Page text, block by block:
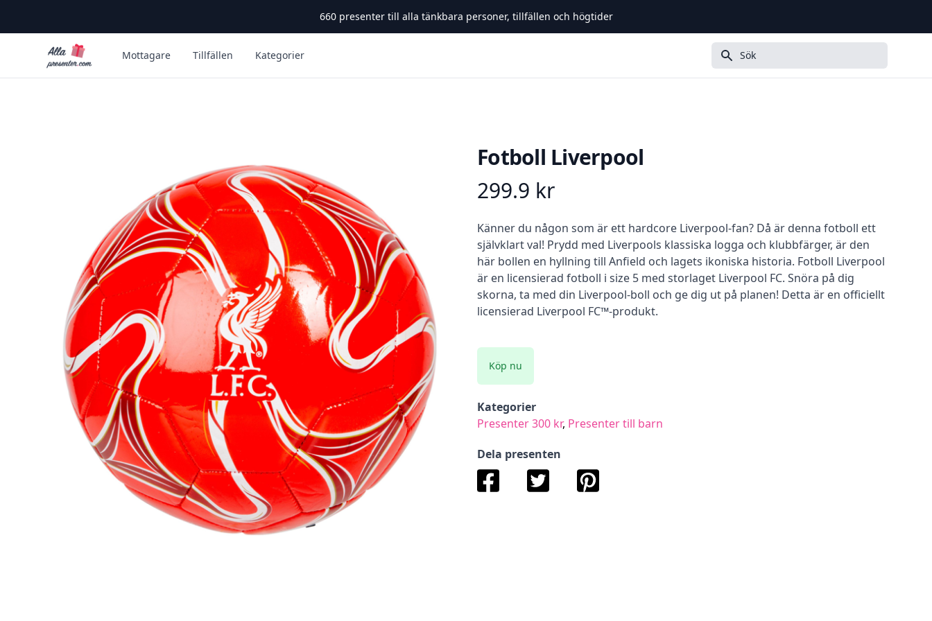
660presenter till alla tänkbara personer, tillfällen och högtider
Alla Presenter Mottagare Tillfällen Kategorier Sök
Fotboll Liverpool
Product information
299.9 kr
Beskrivning
Känner du någon som är ett hardcore Liverpool-fan? Då är denna fotboll ett
självklart val! Prydd med Liverpools klassiska logga och klubbfärger, är den
här bollen en hyllning till Anfield och lagets ikoniska historia. Fotboll Liverpool
är en licensierad fotboll i size 5 med storlaget Liverpool FC. Snöra på dig
skorna, ta med din Liverpool-boll och ge dig ut på planen! Detta är en officiellt
licensierad Liverpool FC™-produkt.
Köp nu
Kategorier
Presenter 300 kr, Presenter till barn
Dela presenten